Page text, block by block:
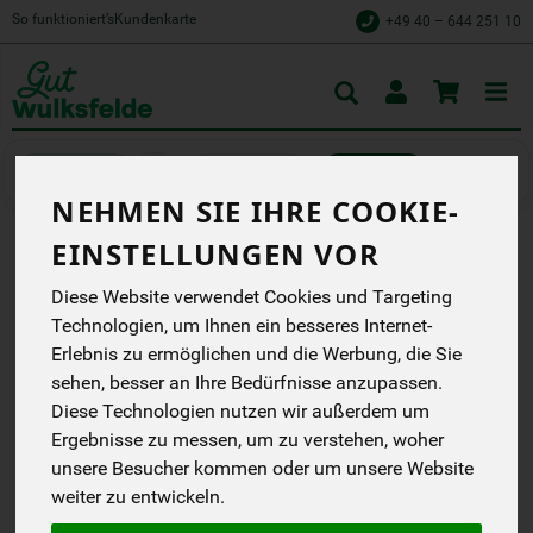
NEHMEN SIE IHRE COOKIE-
EINSTELLUNGEN VOR
Diese Website verwendet Cookies und Targeting
Technologien, um Ihnen ein besseres Internet-
Erlebnis zu ermöglichen und die Werbung, die Sie
sehen, besser an Ihre Bedürfnisse anzupassen.
Diese Technologien nutzen wir außerdem um
Ergebnisse zu messen, um zu verstehen, woher
unsere Besucher kommen oder um unsere Website
weiter zu entwickeln.
So funktioniert’s Kundenkarte +49 40 – 644 251 10
GNOCCHI 400 G
Frische Gnocchi, vegan,
pfannenfertige
Zubereitung
Pasta Nuova
DE-ÖKO-001
*
Toggle
cart